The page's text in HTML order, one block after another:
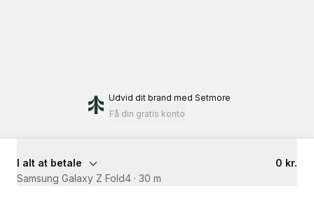
Udvid dit brand med Setmore
Få din gratis konto
I alt at betale
0 kr.
Samsung Galaxy Z Fold4 · 30 m